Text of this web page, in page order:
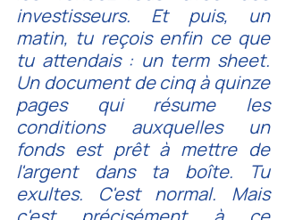
investisseurs. Et puis, un
matin, tu reçois enfin ce que
tu attendais : un term sheet.
Un document de cinq à quinze
pages qui résume les
conditions auxquelles un
fonds est prêt à mettre de
l'argent dans ta boîte. Tu
exultes. C'est normal. Mais